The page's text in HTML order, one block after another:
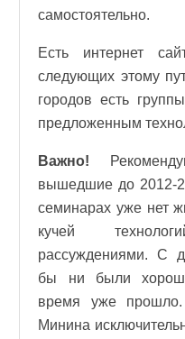
самостоятельно.
Есть интернет
следующих этому
городов есть
предложенным
Важно!
вышедшие до 2012-
семинарах уже нет
кучей
рассуждениями. С
бы ни были
время уже прошло.
Минина